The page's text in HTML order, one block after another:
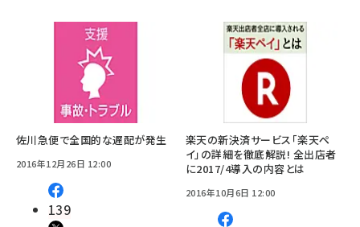
佐川急便で全国的な遅配が発生
2016年12月26日 12:00
139
楽天の新決済サービス「楽天ペ
イ」の詳細を徹底解説! 全出店者
に2017/4導入の内容とは
2016年10月6日 12:00